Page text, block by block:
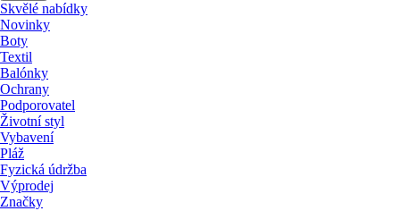
Skvělé nabídky
Novinky
Boty
Textil
Balónky
Ochrany
Podporovatel
Životní styl
Vybavení
Pláž
Fyzická údržba
Výprodej
Značky